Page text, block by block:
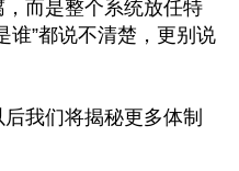
而是整个系统放任特
谁”都说不清楚，更别说
我们将揭秘更多体制